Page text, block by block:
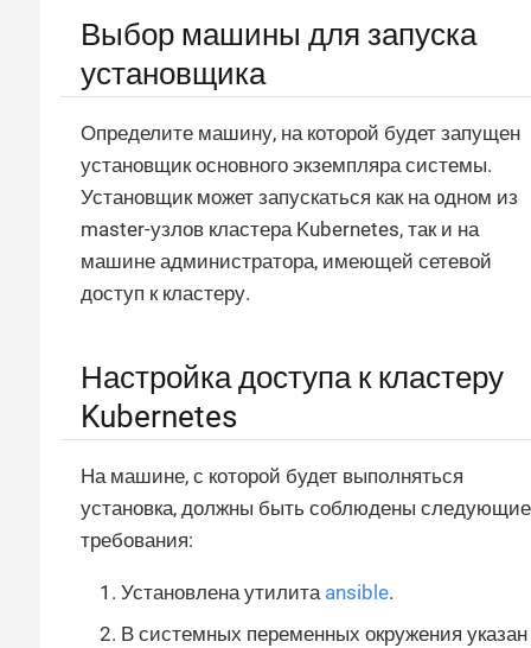
Выбор машины для запуска
установщика
Определите машину, на которой будет запущен
установщик основного экземпляра системы.
Установщик может запускаться как на одном из
master-узлов кластера Kubernetes, так и на
машине администратора, имеющей сетевой
доступ к кластеру.
Настройка доступа к кластеру
Kubernetes
На машине, с которой будет выполняться
установка, должны быть соблюдены следующие
требования:
Установлена утилита ansible.
В системных переменных окружения указан